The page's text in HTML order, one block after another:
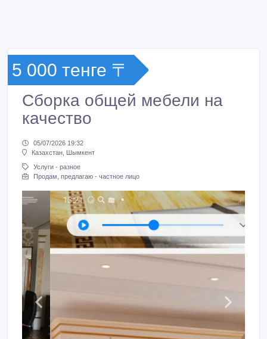
5 000 тенге 〒
Сборка общей мебели на
качество
05/07/2026 19:32
Казахстан, Шымкент
Услуги - разное
Продам, предлагаю - частное лицо